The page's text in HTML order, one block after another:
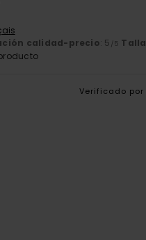
calidad-precio: 5 /5 Talla
Verificado por